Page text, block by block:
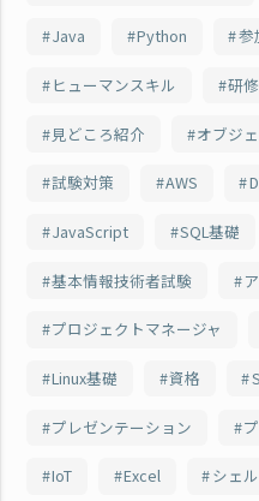
Java Python 参
ヒューマンスキル 研
見どころ紹介 オブジ
試験対策 AWS
JavaScript SQL基礎
基本情報技術者試験
プロジェクトマネージャ
Linux基礎 資格
プレゼンテーション
IoT Excel シェ